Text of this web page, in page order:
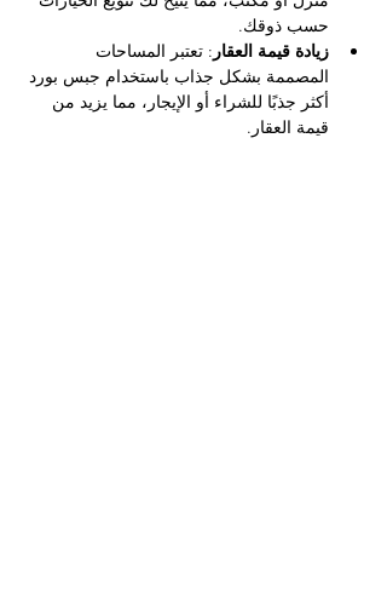
حسب ذوقك.
زيادة قيمة العقار : تعتبر المساحات
المصممة بشكل جذاب باستخدام جبس بورد
أكثر جذبًا للشراء أو الإيجار، مما يزيد من
قيمة العقار.